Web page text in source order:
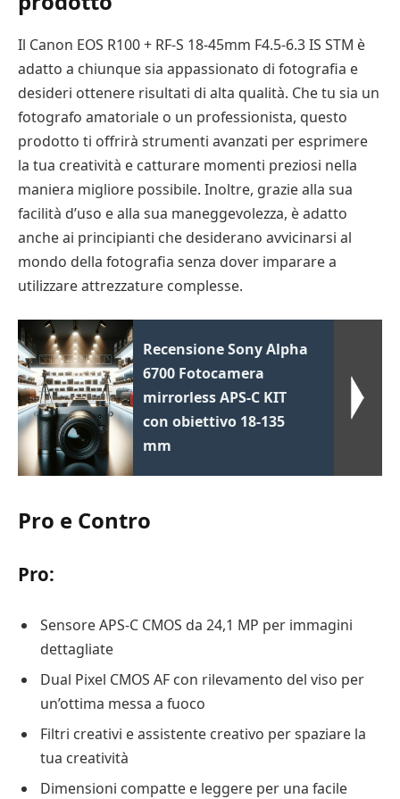
Il Canon EOS R100 + RF-S 18-45mm F4.5-6.3 IS STM è
adatto a chiunque sia appassionato di fotografia e
desideri ottenere risultati di alta qualità. Che tu sia un
fotografo amatoriale o un professionista, questo
prodotto ti offrirà strumenti avanzati per esprimere
la tua creatività e catturare momenti preziosi nella
maniera migliore possibile. Inoltre, grazie alla sua
facilità d’uso e alla sua maneggevolezza, è adatto
anche ai principianti che desiderano avvicinarsi al
mondo della fotografia senza dover imparare a
utilizzare attrezzature complesse.
Recensione Sony Alpha
6700 Fotocamera
mirrorless APS-C KIT
con obiettivo 18-135
mm
Pro e Contro
Pro:
Sensore APS-C CMOS da 24,1 MP per immagini
dettagliate
Dual Pixel CMOS AF con rilevamento del viso per
un’ottima messa a fuoco
Filtri creativi e assistente creativo per spaziare la
tua creatività
Dimensioni compatte e leggere per una facile